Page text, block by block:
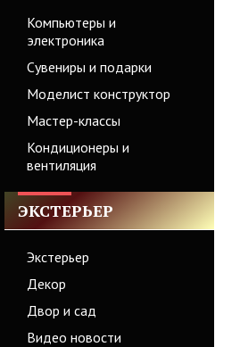
Компьютеры и
электроника
Сувениры и подарки
Моделист конструктор
Мастер-классы
Кондиционеры и
вентиляция
ЭКСТЕРЬЕР
Экстерьер
Декор
Двор и сад
Видео новости